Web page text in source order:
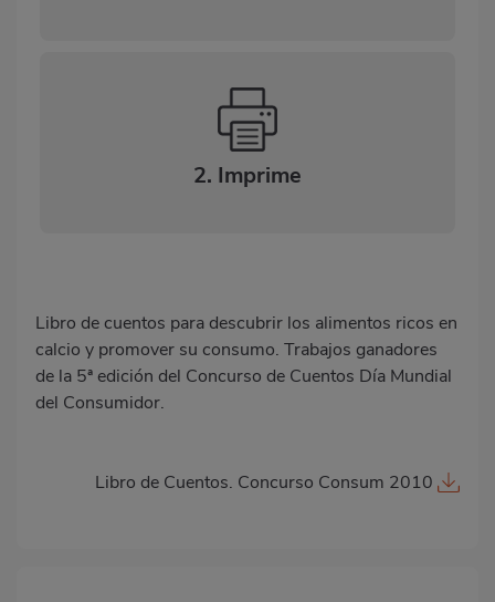
2. Imprime
Libro de cuentos para descubrir los alimentos ricos en
calcio y promover su consumo. Trabajos ganadores
de la 5ª edición del Concurso de Cuentos Día Mundial
del Consumidor.
Libro de Cuentos. Concurso Consum 2010